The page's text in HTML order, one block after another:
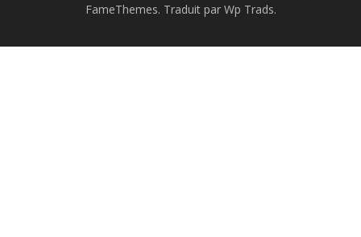
FameThemes. Traduit par Wp Trads.